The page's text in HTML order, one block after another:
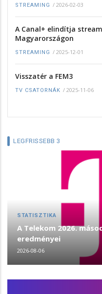
STREAMING / 2026-02-03
A Canal+ elindítja
Magyarországon
STREAMING / 2025-12-01
Visszatér a FEM3
TV CSATORNÁK / 2025-11-06
LEGFRISSEBB 3
STATISZTIKA
A Telekom 2026.
eredményei
2026-08-06